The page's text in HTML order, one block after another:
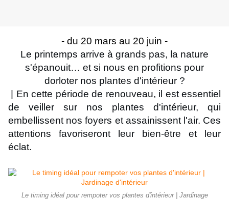
- du 20 mars au 20 juin -
Le printemps arrive à grands pas, la nature
s'épanouit… et si nous en profitions pour
dorloter nos plantes d'intérieur ?
| En cette période de renouveau, il est essentiel
de veiller sur nos plantes d'intérieur, qui
embellissent nos foyers et assainissent l'air. Ces
attentions favoriseront leur bien-être et leur
éclat.
Le timing idéal pour rempoter vos plantes d'intérieur | Jardinage